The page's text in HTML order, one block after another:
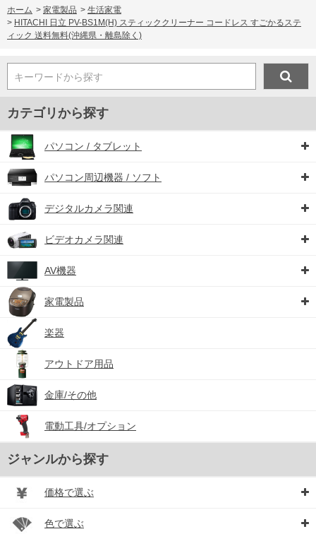
ホーム > 家電製品 > 生活家電
> HITACHI 日立 PV-BS1M(H) スティッククリーナー コードレス すごかるステ
ィック 送料無料(沖縄県・離島除く)
キーワードから探す
カテゴリから探す
パソコン / タブレット
パソコン周辺機器 / ソフト
デジタルカメラ関連
ビデオカメラ関連
AV機器
家電製品
楽器
アウトドア用品
金庫/その他
電動工具/オプション
ジャンルから探す
価格で選ぶ
色で選ぶ